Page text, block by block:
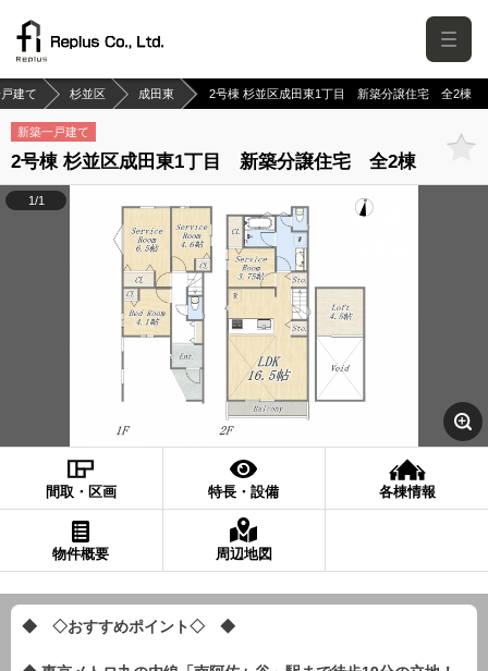
建て 杉並区 成田東 2号棟 杉並区成田東1丁目 新築分譲住宅 全2棟
新築一戸建て
2号棟 杉並区成田東1丁目 新築分譲住宅 全2棟
1/1
間取・区画 特長・設備 各棟情報
物件概要 周辺地図
◆ ◇おすすめポイント◇ ◆